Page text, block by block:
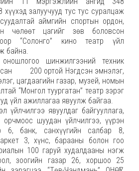
хүүхэд залуучууд тус тус суралцаж
аймгийн спортын ордон,
чөлөөт цагийг зөв боловсон
“Солонго” кино театр үйл
байна.
шинжилгээний техник
200 ортой Нэгдсэн эмнэлэг,
цагдаагийн газар, музей, номын
“Монгол туургатан” театр зэрэг
үйл ажиллагаа явуулж байгаа.
үйлчилгээ явуулдаг байгууллага,
шуудан үйлчилгээ, үүрэн
банк, санхүүгийн салбар 8,
3, хүнс, барааны болон гоо
100 гаруй худалдааны нэгж
зоогийн газар 26, хоршоо 25